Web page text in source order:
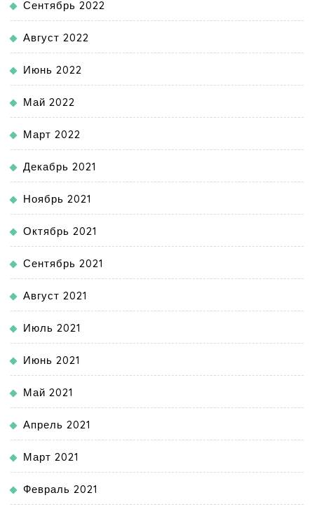
Сентябрь 2022
Август 2022
Июнь 2022
Май 2022
Март 2022
Декабрь 2021
Ноябрь 2021
Октябрь 2021
Сентябрь 2021
Август 2021
Июль 2021
Июнь 2021
Май 2021
Апрель 2021
Март 2021
Февраль 2021